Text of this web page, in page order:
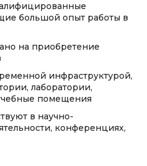
большой опыт работы в
на приобретение
инфраструктурой,
лаборатории,
помещения
в научно-
конференциях,